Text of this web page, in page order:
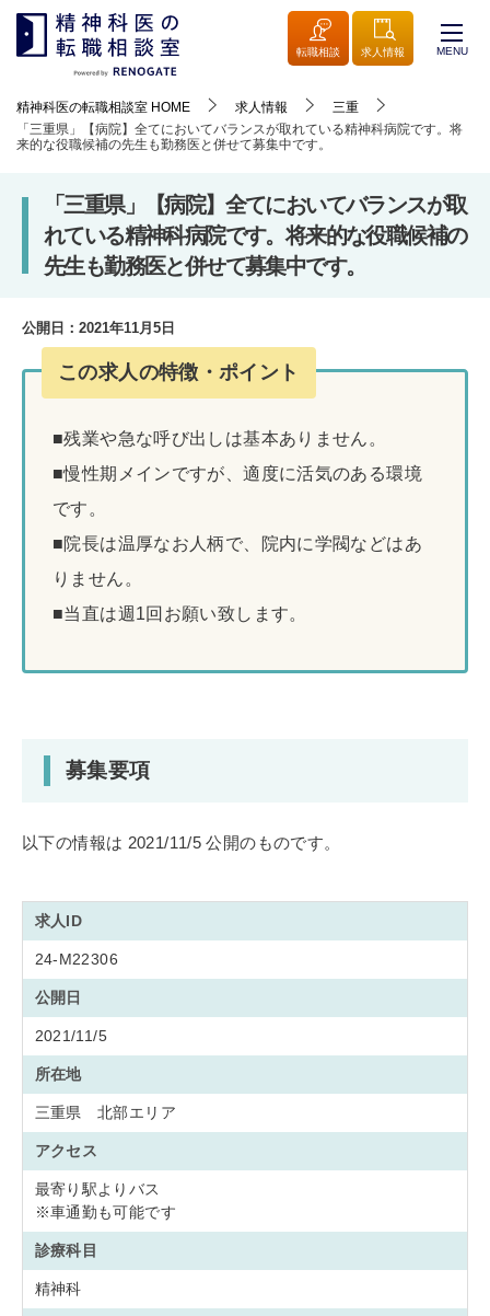
転職相談 求人情報 MENU
精神科医の転職相談室 HOME 求人情報
三重
「三重県」【病院】全てにおいてバランスが取れている精神科病院です。将
来的な役職候補の先生も勤務医と併せて募集中です。
「三重県」【病院】全てにおいてバランスが取
れている精神科病院です。将来的な役職候補の
先生も勤務医と併せて募集中です。
公開日： 2021年11月5日
この求人の特徴・ポイント
■残業や急な呼び出しは基本ありません。
■慢性期メインですが、適度に活気のある環境
です。
■院長は温厚なお人柄で、院内に学閥などはあ
りません。
■当直は週1回お願い致します。
募集要項
以下の情報は 2021/11/5 公開のものです。
求人ID
24-M22306
公開日
2021/11/5
所在地
三重県 北部エリア
アクセス
最寄り駅よりバス
※車通勤も可能です
診療科目
精神科